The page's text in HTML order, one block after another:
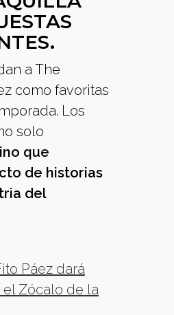
a The
como favoritas
Los
solo
que
de historias
del
Páez dará
Zócalo de la